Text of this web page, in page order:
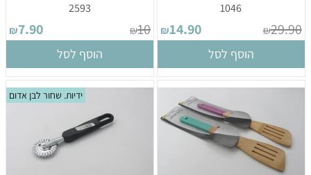
1046
₪29.90
₪14.90
הוסף לסל
2593
₪10
₪7.90
הוסף לסל
ידיות. שחור לבן אדום